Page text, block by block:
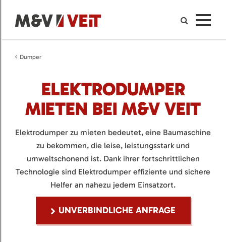
Dumper
ELEKTRODUMPER
MIETEN BEI M&V VEIT
Elektrodumper zu mieten bedeutet, eine Baumaschine
zu bekommen, die leise, leistungsstark und
umweltschonend ist. Dank ihrer fortschrittlichen
Technologie sind Elektrodumper effiziente und sichere
Helfer an nahezu jedem Einsatzort.
UNVERBINDLICHE ANFRAGE